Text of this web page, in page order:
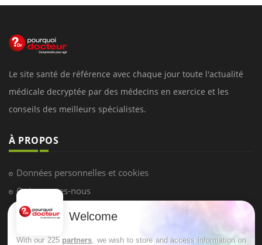
Le site santé de référence avec chaque jour toute l'actualité
médicale decryptée par des médecins en exercice et les
conseils des meilleurs spécialistes.
À PROPOS
Données personnelles et cookies
Qui sommes-nous
Conditions d'utilisation
Welcome
With our 225 partners , we wish to store and access information on